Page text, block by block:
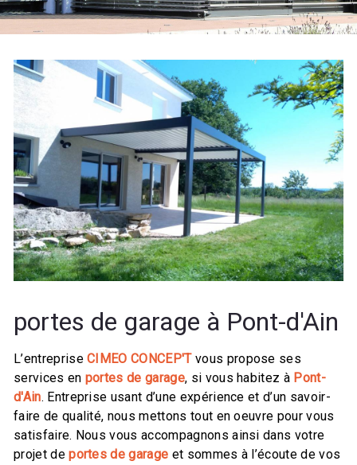
portes de garage à Pont-d'Ain
L’entrepriseCIMEO CONCEP'Tvous propose ses
services en portes de garage, si vous habitez à Pont-
d'Ain. Entreprise usant d’une expérience et d’un savoir-
faire de qualité, nous mettons tout en oeuvre pour vous
satisfaire. Nous vous accompagnons ainsi dans votre
projet deportes de garage et sommes à l’écoute de vos